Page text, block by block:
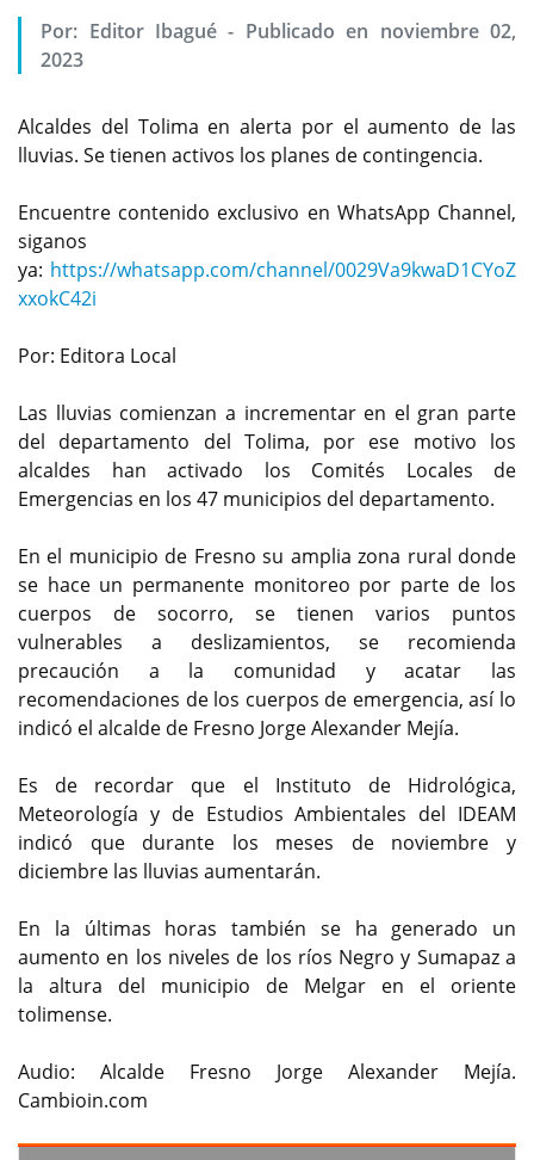
Por: Editor Ibagué - Publicado en noviembre 02,
2023
Alcaldes del Tolima en alerta por el aumento de las
lluvias. Se tienen activos los planes de contingencia.
Encuentre contenido exclusivo en WhatsApp Channel,
siganos
ya: https://whatsapp.com/channel/0029Va9kwaD1CYoZ
xxokC42i
Por: Editora Local
Las lluvias comienzan a incrementar en el gran parte
del departamento del Tolima, por ese motivo los
alcaldes han activado los Comités Locales de
Emergencias en los 47 municipios del departamento.
En el municipio de Fresno su amplia zona rural donde
se hace un permanente monitoreo por parte de los
cuerpos de socorro, se tienen varios puntos
vulnerables a deslizamientos, se recomienda
precaución a la comunidad y acatar las
recomendaciones de los cuerpos de emergencia, así lo
indicó el alcalde de Fresno Jorge Alexander Mejía.
Es de recordar que el Instituto de Hidrológica,
Meteorología y de Estudios Ambientales del IDEAM
indicó que durante los meses de noviembre y
diciembre las lluvias aumentarán.
En la últimas horas también se ha generado un
aumento en los niveles de los ríos Negro y Sumapaz a
la altura del municipio de Melgar en el oriente
tolimense.
Audio: Alcalde Fresno Jorge Alexander Mejía.
Cambioin.com